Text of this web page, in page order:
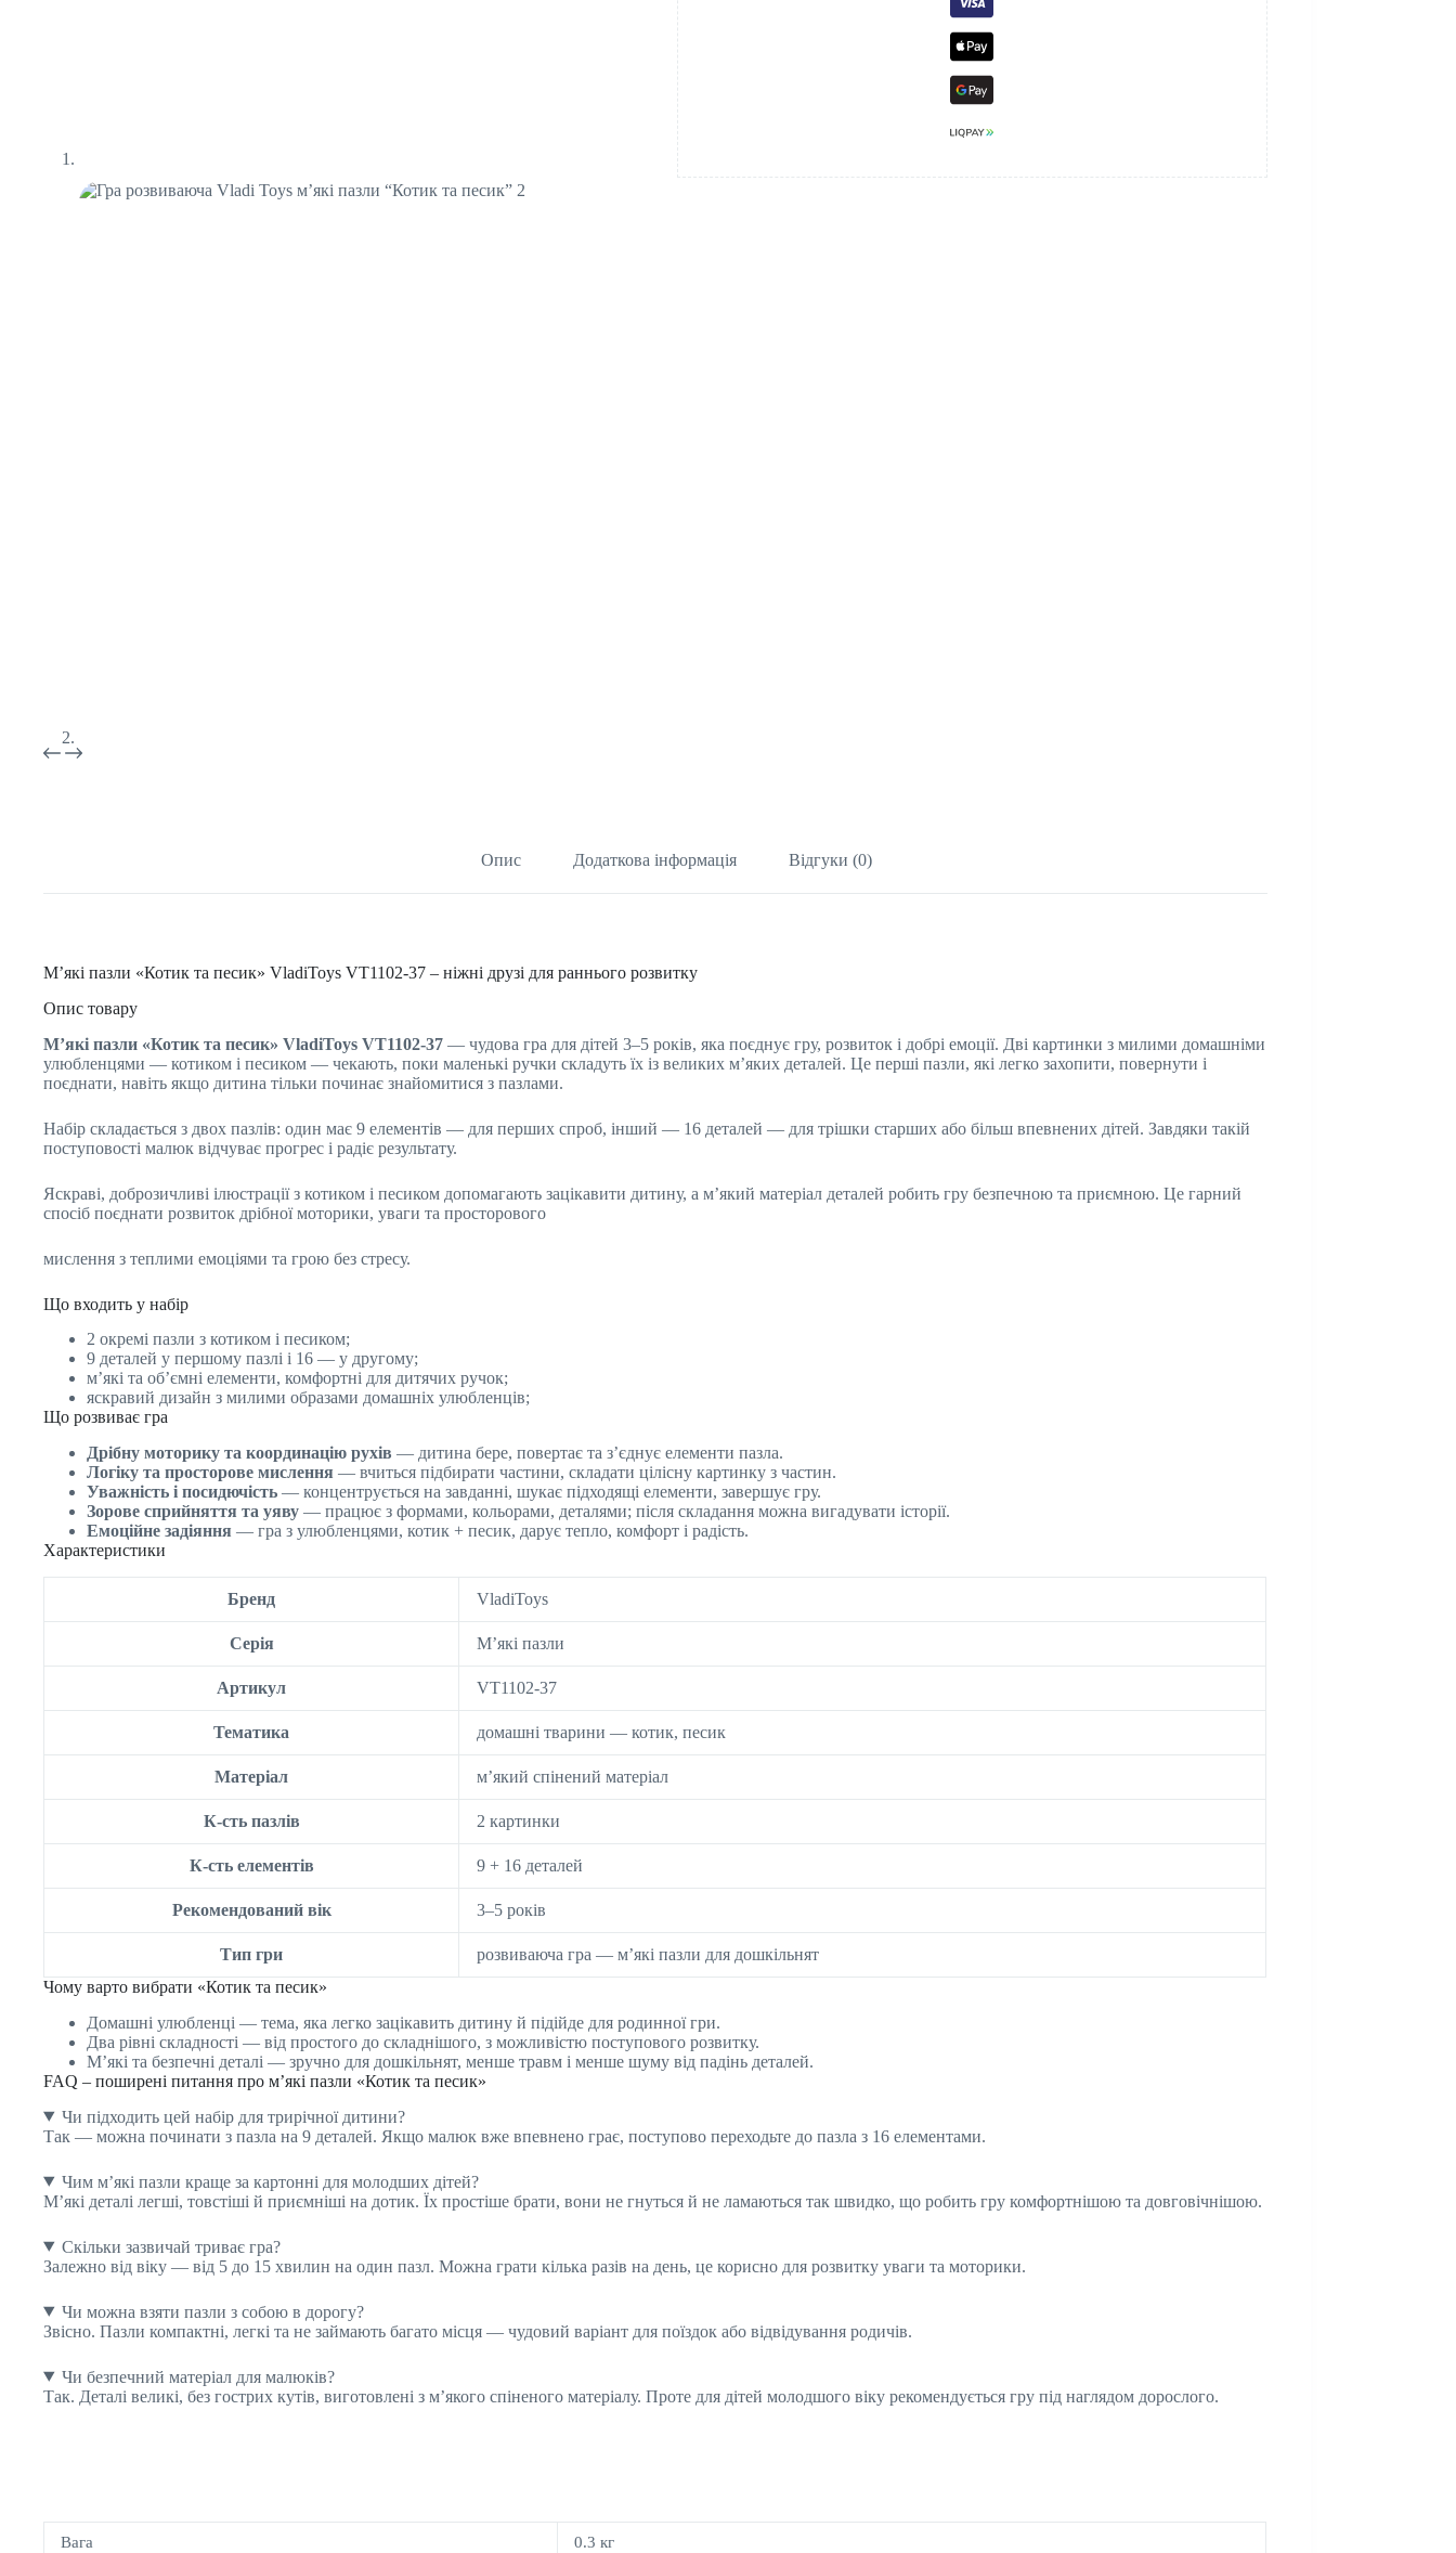
Опис Додаткова інформація Відгуки (0)
М’які пазли «Котик та песик» VladiToys VT1102-37 – ніжні друзі для раннього розвитку
Опис товару
М’які пазли «Котик та песик» VladiToys VT1102-37 — чудова гра для дітей 3–5 років, яка поєднує гру, розвиток і добрі емоції. Дві картинки з милими домашніми
улюбленцями — котиком і песиком — чекають, поки маленькі ручки складуть їх із великих м’яких деталей. Це перші пазли, які легко захопити, повернути і
поєднати, навіть якщо дитина тільки починає знайомитися з пазлами.
Набір складається з двох пазлів: один має 9 елементів — для перших спроб, інший — 16 деталей — для трішки старших або більш впевнених дітей. Завдяки такій
поступовості малюк відчуває прогрес і радіє результату.
Яскраві, доброзичливі ілюстрації з котиком і песиком допомагають зацікавити дитину, а м’який матеріал деталей робить гру безпечною та приємною. Це гарний
спосіб поєднати розвиток дрібної моторики, уваги та просторового
мислення з теплими емоціями та грою без стресу.
Що входить у набір
2 окремі пазли з котиком і песиком;
9 деталей у першому пазлі і 16 — у другому;
м’які та об’ємні елементи, комфортні для дитячих ручок;
яскравий дизайн з милими образами домашніх улюбленців;
Що розвиває гра
Дрібну моторику та координацію рухів — дитина бере, повертає та з’єднує елементи пазла.
Логіку та просторове мислення — вчиться підбирати частини, складати цілісну картинку з частин.
Уважність і посидючість — концентрується на завданні, шукає підходящі елементи, завершує гру.
Зорове сприйняття та уяву — працює з формами, кольорами, деталями; після складання можна вигадувати історії.
Емоційне задіяння — гра з улюбленцями, котик + песик, дарує тепло, комфорт і радість.
Характеристики
Бренд VladiToys
Серія М’які пазли
Артикул VT1102-37
Тематика домашні тварини — котик, песик
Матеріал м’який спінений матеріал
К-сть пазлів 2 картинки
К-сть елементів 9 + 16 деталей
Рекомендований вік 3–5 років
Тип гри
розвиваюча гра — м’які пазли для дошкільнят
Чому варто вибрати «Котик та песик»
Домашні улюбленці — тема, яка легко зацікавить дитину й підійде для родинної гри.
Два рівні складності — від простого до складнішого, з можливістю поступового розвитку.
М’які та безпечні деталі — зручно для дошкільнят, менше травм і менше шуму від падінь деталей.
FAQ – поширені питання про м’які пазли «Котик та песик»
Чи підходить цей набір для трирічної дитини?
Так — можна починати з пазла на 9 деталей. Якщо малюк вже впевнено грає, поступово переходьте до пазла з 16 елементами.
Чим м’які пазли краще за картонні для молодших дітей?
М’які деталі легші, товстіші й приємніші на дотик. Їх простіше брати, вони не гнуться й не ламаються так швидко, що робить гру комфортнішою та довговічнішою.
Скільки зазвичай триває гра?
Залежно від віку — від 5 до 15 хвилин на один пазл. Можна грати кілька разів на день, це корисно для розвитку уваги та моторики.
Чи можна взяти пазли з собою в дорогу?
Звісно. Пазли компактні, легкі та не займають багато місця — чудовий варіант для поїздок або відвідування родичів.
Чи безпечний матеріал для малюків?
Так. Деталі великі, без гострих кутів, виготовлені з м’якого спіненого матеріалу. Проте для дітей молодшого віку рекомендується гру під наглядом дорослого.
Вага 0.3 кг